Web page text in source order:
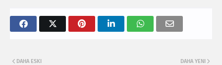
DAHA YENI
DAHA ESKI